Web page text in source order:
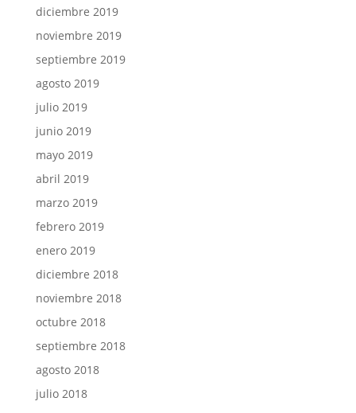
diciembre 2019
noviembre 2019
septiembre 2019
agosto 2019
julio 2019
junio 2019
mayo 2019
abril 2019
marzo 2019
febrero 2019
enero 2019
diciembre 2018
noviembre 2018
octubre 2018
septiembre 2018
agosto 2018
julio 2018